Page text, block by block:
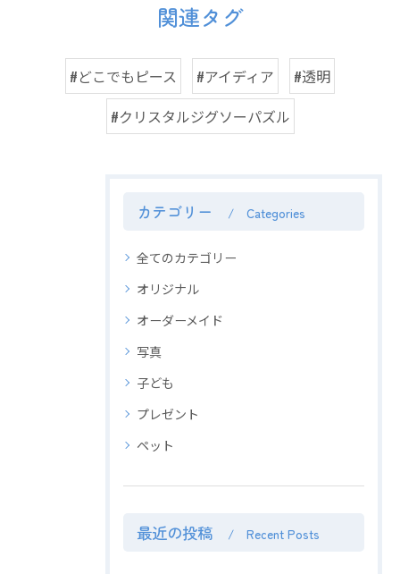
関連タグ
#どこでもピース #アイディア
#透明
#クリスタルジグソーパズル
カテゴリー Categories
全てのカテゴリー
オリジナル
オーダーメイド
写真
子ども
プレゼント
ペット
最近の投稿 Recent Posts